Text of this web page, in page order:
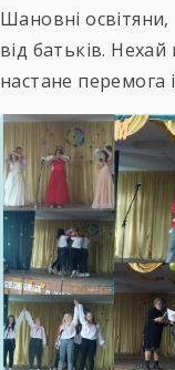
Шановні
від батьків.
настане перемога